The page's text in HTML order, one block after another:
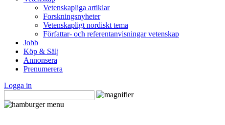
Vetenskapliga artiklar
Forskningsnyheter
Vetenskapligt nordiskt tema
Författar- och referentanvisningar vetenskap
Jobb
Köp & Sälj
Annonsera
Prenumerera
Logga in